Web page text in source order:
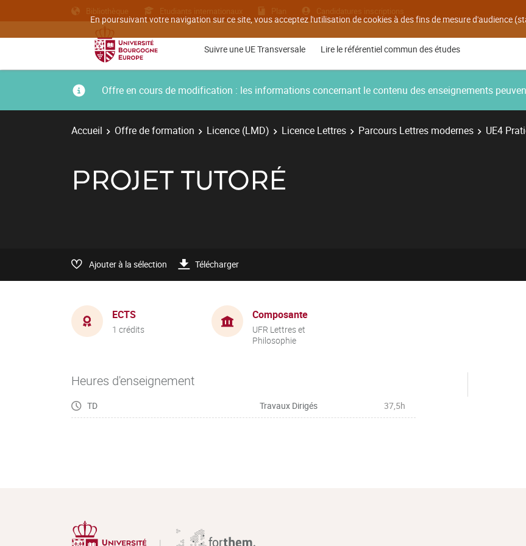
En poursuivant votre navigation sur ce site, vous acceptez l'utilisation de cookies à des fins de mesure d'audience
Bibliothèque Etudiants internationaux Plan Candidatures inscriptions
Suivre une UE Transversale Lire le référentiel commun des études
Offre en cours de modification : les informations concernant le contenu des enseignements
Accueil Offre de formation Licence (LMD) Licence Lettres Parcours Lettres modernes UE4
PROJET TUTORÉ
Ajouter à la sélection Télécharger
ECTS
1 crédits
Composante
UFR Lettres et
Philosophie
Heures d'enseignement
TD Travaux Dirigés 37,5h